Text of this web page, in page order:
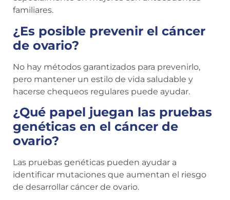
familiares.
¿Es posible prevenir el cáncer
de ovario?
No hay métodos garantizados para prevenirlo,
pero mantener un estilo de vida saludable y
hacerse chequeos regulares puede ayudar.
¿Qué papel juegan las pruebas
genéticas en el cáncer de
ovario?
Las pruebas genéticas pueden ayudar a
identificar mutaciones que aumentan el riesgo
de desarrollar cáncer de ovario.